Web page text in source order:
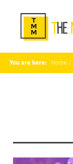
You are here: Home /